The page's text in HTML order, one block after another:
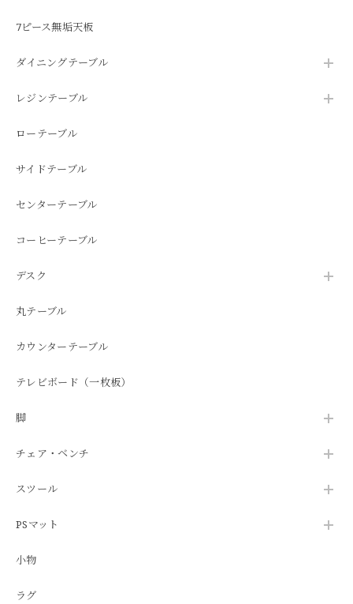
7ピース無垢天板
ダイニングテーブル
レジンテーブル
ローテーブル
サイドテーブル
センターテーブル
コーヒーテーブル
デスク
丸テーブル
カウンターテーブル
テレビボード（一枚板）
脚
チェア・ベンチ
スツール
PSマット
小物
ラグ